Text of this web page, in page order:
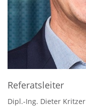
Referatsleiter
Dipl.-Ing. Dieter Kritzer